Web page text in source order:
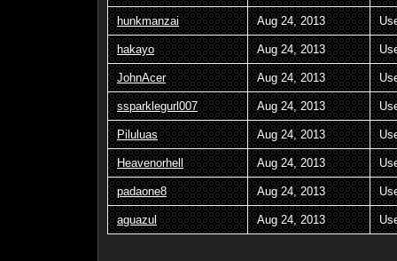
hunkmanzai Aug 24, 2013
hakayo Aug 24, 2013
JohnAcer Aug 24, 2013
ssparklegurl007 Aug 24, 2013
Piluluas Aug 24, 2013
Heavenorhell Aug 24, 2013
padaone8 Aug 24, 2013
aguazul Aug 24, 2013